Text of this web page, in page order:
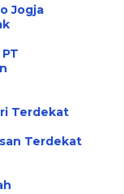
Jogja
Terdekat
Terdekat